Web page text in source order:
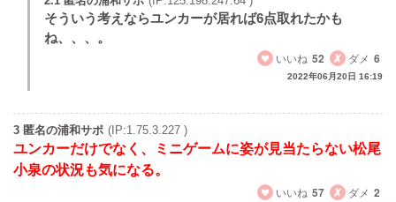
そういう考えならユンカーが居れば6点取れたかも
ね、、、。
いいね 52 ダメ 6
2022年06月20日 16:19
3 匿名の浦和サポ (IP:1.75.3.227 )
ユンカーだけでなく、ミニゲームに姿が見当たらない松尾
小泉の状況も気になる。
いいね 57 ダメ 2